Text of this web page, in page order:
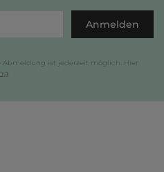
Anmelden
Abmeldung ist jederzeit möglich. Hier